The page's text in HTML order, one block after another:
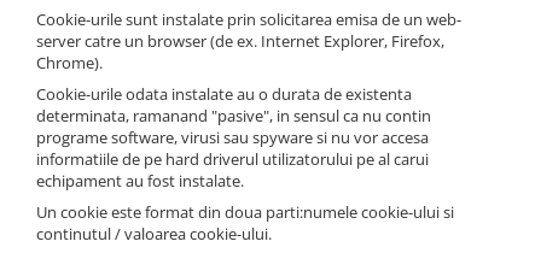
Cookie-urile sunt instalate prin solicitarea emisa de un web-
server catre un browser (de ex. Internet Explorer, Firefox,
Chrome).
Cookie-urile odata instalate au o durata de existenta
determinata, ramanand "pasive", in sensul ca nu contin
programe software, virusi sau spyware si nu vor accesa
informatiile de pe hard driverul utilizatorului pe al carui
echipament au fost instalate.
Un cookie este format din doua parti:numele cookie-ului si
continutul / valoarea cookie-ului.